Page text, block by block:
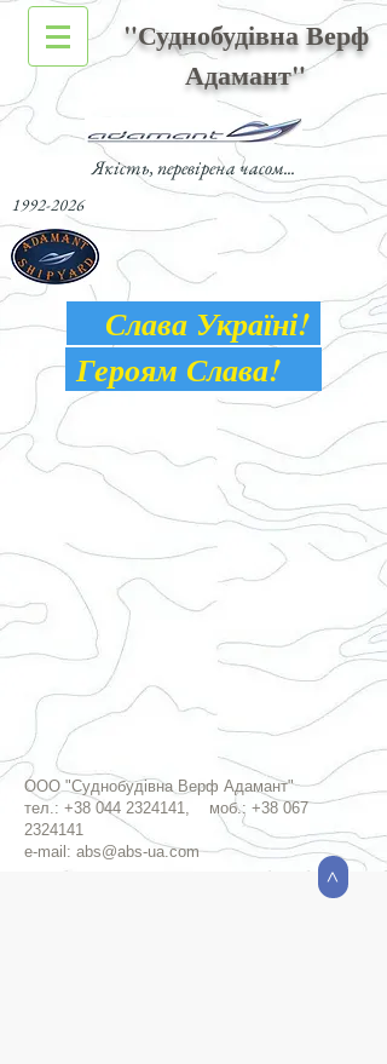
"Суднобудівна Верф
Адамант"
Якість, перевірена часом...
1992-2026
Слава Україні!
Героям Слава!
ООО "Суднобудівна Верф Адамант"
тел.: +38 044 2324141, моб.: +38 067
2324141
e-mail: abs@abs-ua.com
>